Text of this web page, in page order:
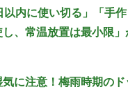
内に使い切る」「手
、常温放置は最小限
に注意！梅雨時期の